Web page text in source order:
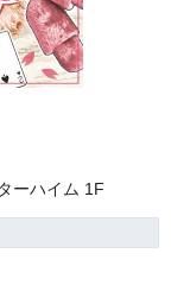
ーハイム 1F